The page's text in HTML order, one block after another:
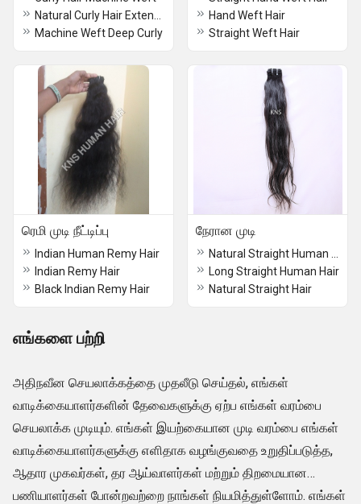
Machine Weft Deep Curly
Hand Weft Hair
Straight Weft Hair
ரெமி முடி நீட்டிப்பு
Indian Human Remy Hair
Indian Remy Hair
Black Indian Remy Hair
நேரான முடி
Long Straight Human Hair
Natural Straight Hair
எங்களை பற்றி
அதிநவீன செயலாக்கத்தை முதலீடு செய்தல், எங்கள்
வாடிக்கையாளர்களின் தேவைகளுக்கு ஏற்ப எங்கள் வரம்பை
செயலாக்க முடியும். எங்கள் இயற்கையான முடி வரம்பை எங்கள்
வாடிக்கையாளர்களுக்கு எளிதாக வழங்குவதை உறுதிப்படுத்த,
ஆதார முகவர்கள், தர ஆய்வாளர்கள் மற்றும் திறமையான
பணியாளர்கள் போன்றவற்றை நாங்கள் நியமித்துள்ளோம். எங்கள்